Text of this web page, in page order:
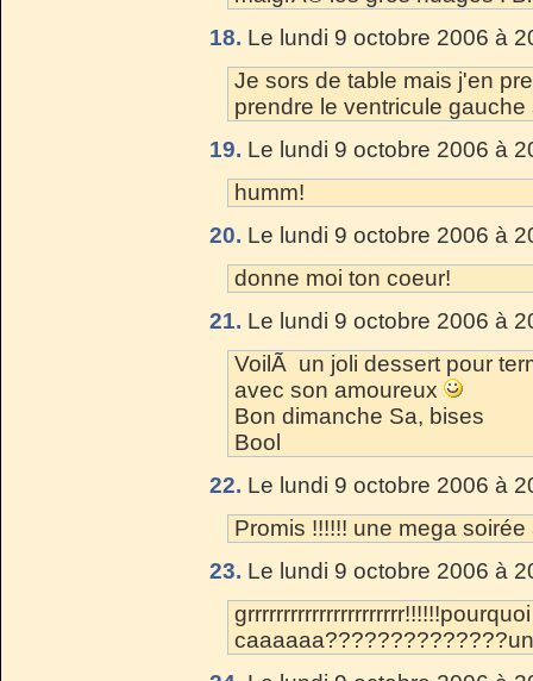
18. Le lundi 9 octobre 2006 à
Je sors de table mais j'en
prendre le ventricule
19. Le lundi 9 octobre 2006 à
humm!
20. Le lundi 9 octobre 2006 à
donne moi ton coeur!
21. Le lundi 9 octobre 2006 à
VoilÃ un joli dessert pour
avec son amoureux
Bon dimanche Sa, bises
Bool
22. Le lundi 9 octobre 2006 à
Promis !!!!!! une mega
23. Le lundi 9 octobre 2006 à